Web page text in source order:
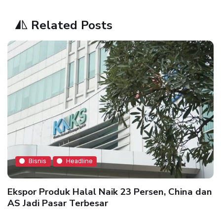
Related Posts
Bisnis Headline
Ekspor Produk Halal Naik 23 Persen, China dan
AS Jadi Pasar Terbesar